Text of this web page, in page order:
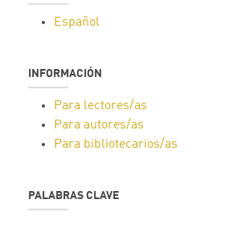
Español
INFORMACIÓN
Para lectores/as
Para autores/as
Para bibliotecarios/as
PALABRAS CLAVE